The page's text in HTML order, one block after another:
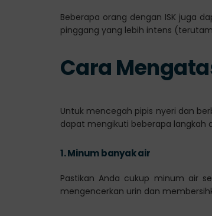
Beberapa orang dengan ISK juga
pinggang yang lebih intens
Cara
Untuk mencegah pipis nyeri dan
dapat mengikuti beberapa langkah
1.Minum banyak air
Pastikan Anda cukup minum air
mengencerkan urin dan